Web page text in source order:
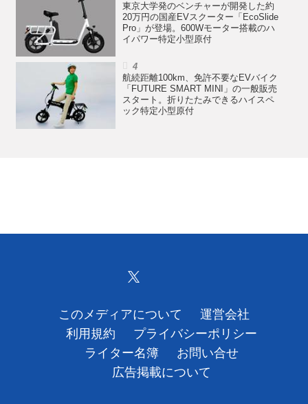
東京大学発のベンチャーが開発した約
20万円の国産EVスクーター「EcoSlide
Pro」が登場。600Wモーター搭載のハ
イパワー特定小型原付
航続距離100km、免許不要なEVバイク
「FUTURE SMART MINI」の一般販売
スタート。折りたたみできるハイスペ
ック特定小型原付
このメディアについて
運営会社
利用規約
プライバシーポリシー
ライター名簿
お問い合せ
広告掲載について